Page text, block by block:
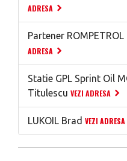
ADRESA
Partener
ADRESA
Statie GPL Sprint Oil
Titulescu VEZI ADRESA
LUKOIL Brad VEZI ADRESA